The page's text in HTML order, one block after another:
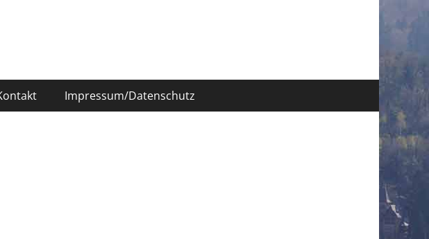
Impressum/Datenschutz